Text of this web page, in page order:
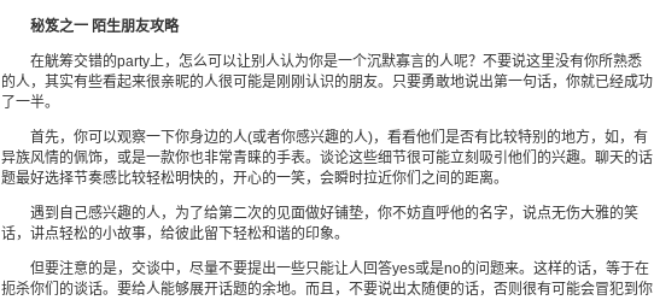
秘笈之一 陌生朋友攻略
在觥筹交错的party上，怎么可以让别人认为你是一个沉默寡言的人呢？不要说这里没有你所熟悉
的人，其实有些看起来很亲昵的人很可能是刚刚认识的朋友。只要勇敢地说出第一句话，你就已经成功
了一半。
首先，你可以观察一下你身边的人(或者你感兴趣的人)，看看他们是否有比较特别的地方，如，有
异族风情的佩饰，或是一款你也非常青睐的手表。谈论这些细节很可能立刻吸引他们的兴趣。聊天的话
题最好选择节奏感比较轻松明快的，开心的一笑，会瞬时拉近你们之间的距离。
遇到自己感兴趣的人，为了给第二次的见面做好铺垫，你不妨直呼他的名字，说点无伤大雅的笑
话，讲点轻松的小故事，给彼此留下轻松和谐的印象。
但要注意的是，交谈中，尽量不要提出一些只能让人回答yes或是no的问题来。这样的话，等于在
扼杀你们的谈话。要给人能够展开话题的余地。而且，不要说出太随便的话，否则很有可能会冒犯到你